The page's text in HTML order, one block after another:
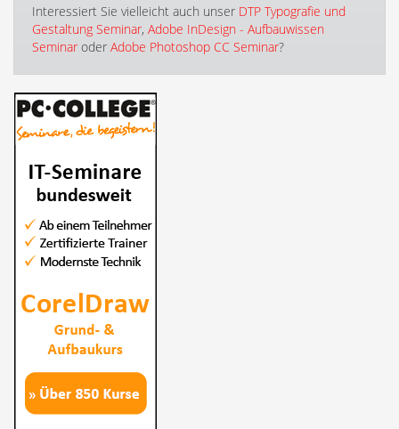
Interessiert Sie vielleicht auch unser DTP Typografie und
Gestaltung Seminar, Adobe InDesign - Aufbauwissen
Seminar oder Adobe Photoshop CC Seminar?